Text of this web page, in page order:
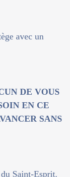
avec un
DE VOUS
EN CE
SANS
Saint-Esprit.